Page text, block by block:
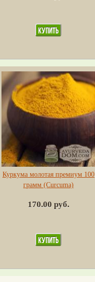
Куркума молотая премиум 100
грамм (Сurсuma)
170.00 руб.